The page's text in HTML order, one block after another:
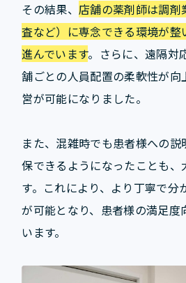
その結果、 店舗の薬剤師は調剤
査など）に専念できる環境が整
進んでいます。さらに、遠隔対
舗ごとの人員配置の柔軟性が向
営が可能になりました。
また、混雑時でも患者様への
保できるようになったことも、
す。これにより、より丁寧で分
が可能となり、患者様の満足度
います。